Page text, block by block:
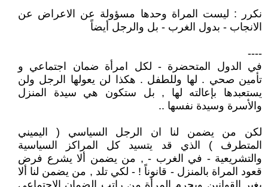
نكرر : ليست المراة وحدها مسؤولة عن الاعراض عن
الانجاب - بدول الغرب - بل والرجل أيضاً
----
في الدول المتحضرة - لكل امرأة ضمان اجتماعي و
تأمين صحي . لها وللطفل . هكذا لن يعولها الرجل ولن
يستعبدها بإعالته لها , بل ستكون هي سيدة المنزل
والأسرة وسيدة نفسها ..
لكن من يضمن لنا ان الرجل السياسي ( اليميني
المتطرف ) الذي قد يتسيد كل المراكز السياسية
والتشريعية - في الغرب - , من يضمن ألا يشرع فرض
قعود المراة بالمنزل - قانوناً ! - لكي تلد , من يضمن لنا ألا